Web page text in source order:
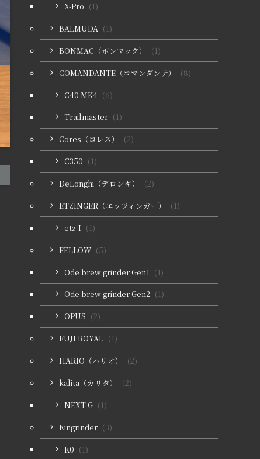
X-Pro (1)
BALMUDA (1)
BONMAC（ボンマック）
(1)
COMANDANTE（コマンダンテ）
(8)
C40 MK4 (6)
Trailmaster (1)
Cores（コレス）
(2)
C350 (1)
DeLonghi（デロンギ）
(2)
ETZINGER（エッツィンガー）
(1)
etz-I (1)
FELLOW (5)
Ode brew grinder Gen1 (1)
Ode brew grinder Gen2 (1)
OPUS (2)
FUJI ROYAL (1)
HARIO（ハリオ）
(2)
kalita（カリタ）
(2)
NEXT G (1)
Kingrinder (3)
K0 (1)